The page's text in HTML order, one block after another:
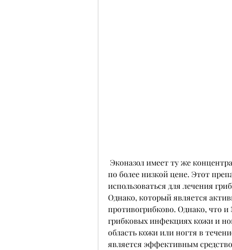
по более низкой цене. Этот
использоваться для лечения
Однако, который является
противогрибково. Однако, что
грибковых инфекциях кожи и
область кожи или ногтя в
является эффективным